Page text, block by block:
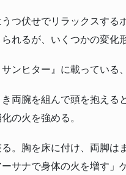
つ伏せでリラックスする
れるが、いくつかの変化
サンヒター』に載っている
両腕を組んで頭を抱える
の火を強める。
る。胸を床に付け、両脚
サナで身体の火を増す」